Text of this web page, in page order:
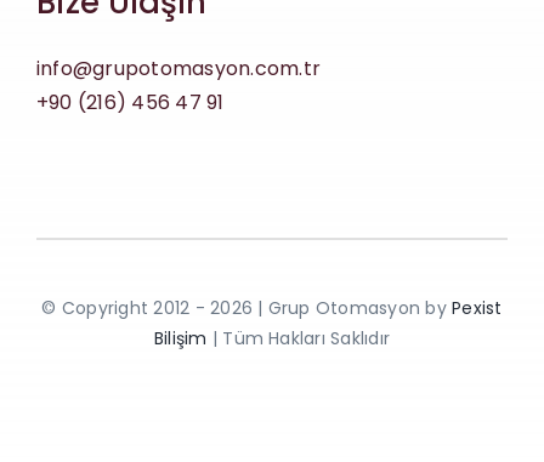
info@grupotomasyon.com.tr
+90 (216) 456 47 91
© Copyright 2012 - 2026 | Grup Otomasyon byPexist
Bilişim | Tüm Hakları Saklıdır